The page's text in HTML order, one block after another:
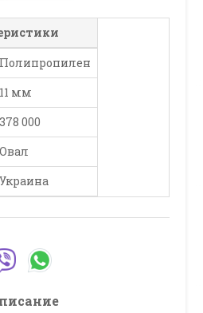
Полипропилен
11 мм
378 000
Овал
Украина